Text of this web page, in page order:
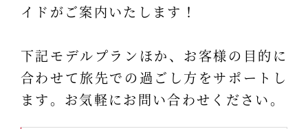
イドがご案内いたします！
下記モデルプランほか、お客様の目的に
合わせて旅先での過ごし方をサポートし
ます。お気軽にお問い合わせください。